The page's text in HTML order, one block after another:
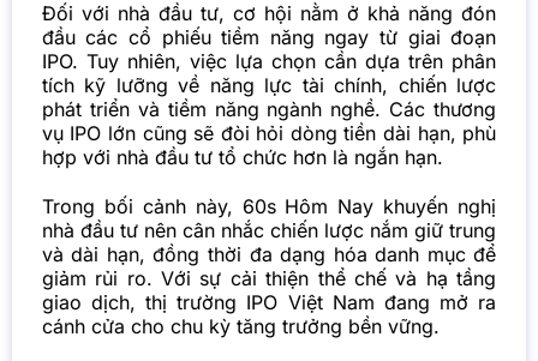
Đối với nhà đầu tư, cơ hội nằm ở khả năng đón
đầu các cổ phiếu tiềm năng ngay từ giai đoạn
IPO. Tuy nhiên, việc lựa chọn cần dựa trên phân
tích kỹ lưỡng về năng lực tài chính, chiến lược
phát triển và tiềm năng ngành nghề. Các thương
vụ IPO lớn cũng sẽ đòi hỏi dòng tiền dài hạn, phù
hợp với nhà đầu tư tổ chức hơn là ngắn hạn.
Trong bối cảnh này, 60s Hôm Nay khuyến nghị
nhà đầu tư nên cân nhắc chiến lược nắm giữ trung
và dài hạn, đồng thời đa dạng hóa danh mục để
giảm rủi ro. Với sự cải thiện thể chế và hạ tầng
giao dịch, thị trường IPO Việt Nam đang mở ra
cánh cửa cho chu kỳ tăng trưởng bền vững.